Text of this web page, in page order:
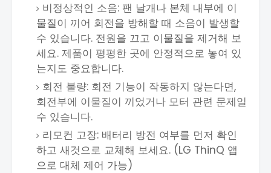
비정상적인 소음: 팬 날개나 본체 내부에 이
물질이 끼어 회전을 방해할 때 소음이 발생할
수 있습니다. 전원을 끄고 이물질을 제거해 보
세요. 제품이 평평한 곳에 안정적으로 놓여 있
는지도 중요합니다.
회전 불량: 회전 기능이 작동하지 않는다면,
회전부에 이물질이 끼었거나 모터 관련 문제일
수 있습니다.
리모컨 고장: 배터리 방전 여부를 먼저 확인
하고 새것으로 교체해 보세요. (LG ThinQ 앱
으로 대체 제어 가능)